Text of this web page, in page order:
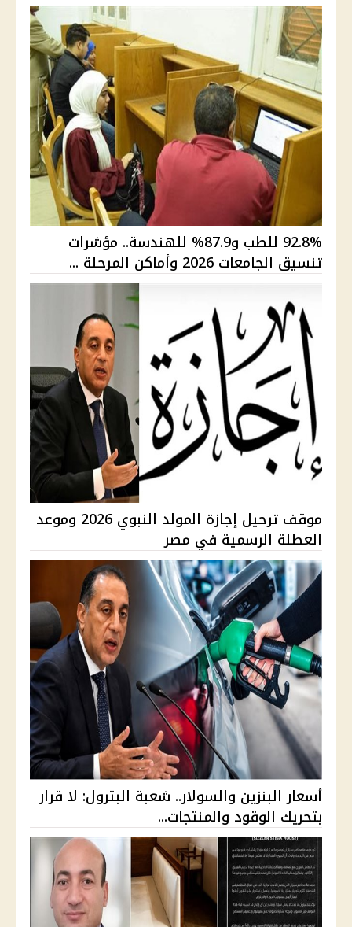
92.8% للطب و87.9% للهندسة.. مؤشرات
تنسيق الجامعات 2026 وأماكن المرحلة ...
موقف ترحيل إجازة المولد النبوي 2026 وموعد
العطلة الرسمية في مصر
أسعار البنزين والسولار.. شعبة البترول: لا قرار
بتحريك الوقود والمنتجات...